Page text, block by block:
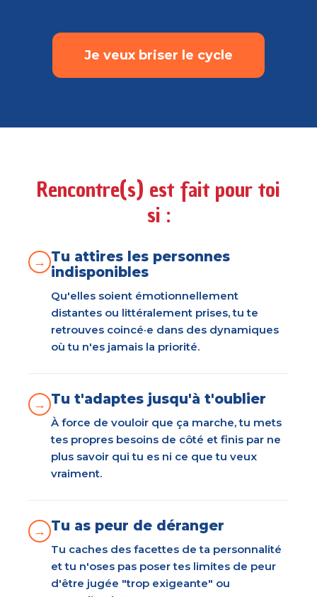
Je veux briser le cycle
Rencontre(s) est fait pour toi
si :
→ Tu attires les personnes
indisponibles
Qu'elles soient émotionnellement
distantes ou littéralement prises, tu te
retrouves coincé·e dans des dynamiques
où tu n'es jamais la priorité.
→ Tu t'adaptes jusqu'à t'oublier
À force de vouloir que ça marche, tu mets
tes propres besoins de côté et finis par ne
plus savoir qui tu es ni ce que tu veux
vraiment.
→ Tu as peur de déranger
Tu caches des facettes de ta personnalité
et tu n'oses pas poser tes limites de peur
d'être jugée "trop exigeante" ou